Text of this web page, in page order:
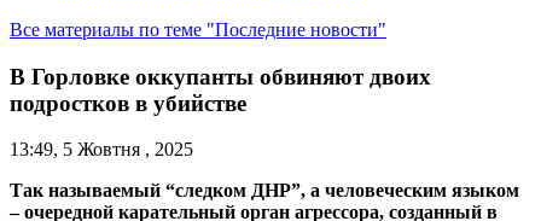
Все материалы по теме "Последние новости"
В Горловке оккупанты обвиняют двоих
подростков в убийстве
13:49, 5 Жовтня , 2025
Так называемый “следком ДНР”, а человеческим языком
– очередной карательный орган агрессора, созданный в